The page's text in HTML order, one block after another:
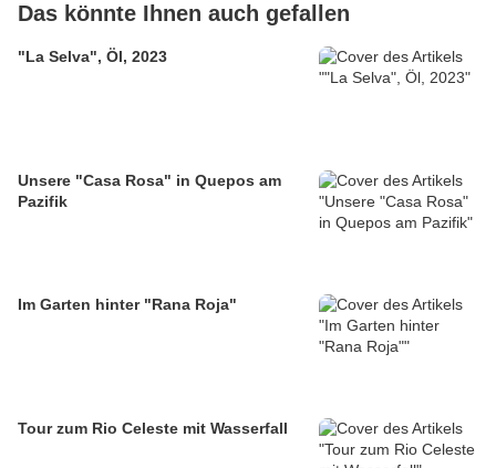
Das könnte Ihnen auch gefallen
"La Selva", Öl, 2023
Unsere "Casa Rosa" in Quepos am
Pazifik
Im Garten hinter "Rana Roja"
Tour zum Rio Celeste mit Wasserfall